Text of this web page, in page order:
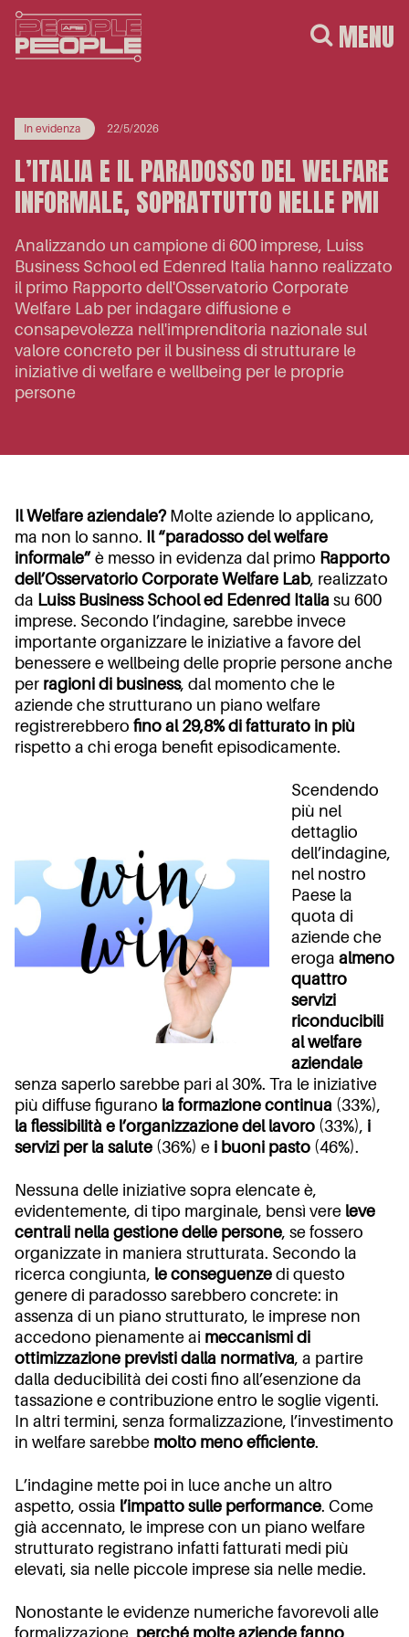
MENU
In evidenza 22/5/2026
L’ITALIA E IL PARADOSSO DEL WELFARE
INFORMALE, SOPRATTUTTO NELLE PMI
Analizzando un campione di 600 imprese, Luiss
Business School ed Edenred Italia hanno realizzato
il primo Rapporto dell'Osservatorio Corporate
Welfare Lab per indagare diffusione e
consapevolezza nell'imprenditoria nazionale sul
valore concreto per il business di strutturare le
iniziative di welfare e wellbeing per le proprie
persone
Il Welfare aziendale? Molte aziende lo applicano,
ma non lo sanno. Il “paradosso del welfare
informale” è messo in evidenza dal primo Rapporto
dell’Osservatorio Corporate Welfare Lab, realizzato
da Luiss Business School ed Edenred Italia su 600
imprese. Secondo l’indagine, sarebbe invece
importante organizzare le iniziative a favore del
benessere e wellbeing delle proprie persone anche
per ragioni di business, dal momento che le
aziende che strutturano un piano welfare
registrerebbero fino al 29,8% di fatturato in più
rispetto a chi eroga benefit episodicamente.
Scendendo
più nel
dettaglio
dell’indagine,
nel nostro
Paese la
quota di
aziende che
eroga almeno
quattro
servizi
riconducibili
al welfare
aziendale
senza saperlo sarebbe pari al 30%. Tra le iniziative
più diffuse figurano la formazione continua (33%),
la flessibilità e l’organizzazione del lavoro (33%), i
servizi per la salute (36%) e i buoni pasto (46%).
Nessuna delle iniziative sopra elencate è,
evidentemente, di tipo marginale, bensì vere leve
centrali nella gestione delle persone, se fossero
organizzate in maniera strutturata. Secondo la
ricerca congiunta, le conseguenze di questo
genere di paradosso sarebbero concrete: in
assenza di un piano strutturato, le imprese non
accedono pienamente ai meccanismi di
ottimizzazione previsti dalla normativa, a partire
dalla deducibilità dei costi fino all’esenzione da
tassazione e contribuzione entro le soglie vigenti.
In altri termini, senza formalizzazione, l’investimento
in welfare sarebbe molto meno efficiente.
L’indagine mette poi in luce anche un altro
aspetto, ossia l’impatto sulle performance. Come
già accennato, le imprese con un piano welfare
strutturato registrano infatti fatturati medi più
elevati, sia nelle piccole imprese sia nelle medie.
Nonostante le evidenze numeriche favorevoli alle
formalizzazione, perché molte aziende fanno